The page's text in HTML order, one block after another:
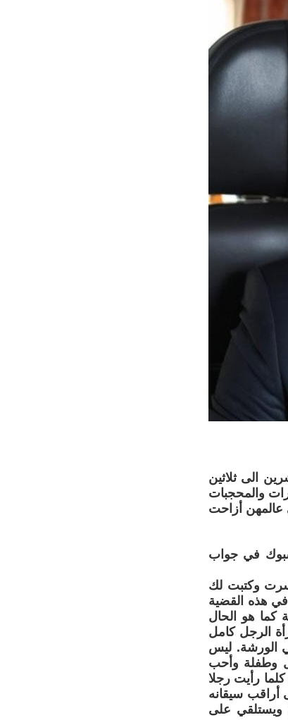
الى ثلاثين
والمحجبات
عالمهن أزاحت
في جواب
وكتبت لك
في هذه القضية
كما هو الحال
الرجل كامل
الورشة. ليس
وطفلة وأحب
رأيت رجلا
سيقانه
ويستلقي على